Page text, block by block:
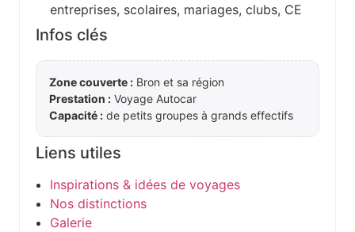
entreprises, scolaires, mariages, clubs, CE
Infos clés
Zone couverte : Bron et sa région
Prestation : Voyage Autocar
Capacité : de petits groupes à grands effectifs
Liens utiles
Inspirations & idées de voyages
Nos distinctions
Galerie